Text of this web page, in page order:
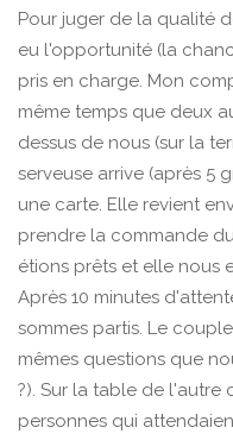
Pour juger de la qualité
eu l'opportunité (la
pris en charge. Mon
même temps que deux
dessus de nous (sur la
serveuse arrive (après 5
une carte. Elle revient
prendre la commande
étions prêts et elle nous
Après 10 minutes
sommes partis. Le
mêmes questions que
?). Sur la table de l'autre
personnes qui